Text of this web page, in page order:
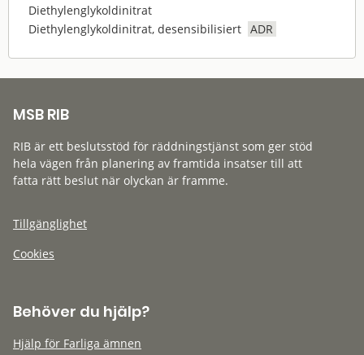
Diethylenglykoldinitrat
Diethylenglykoldinitrat, desensibilisiert ADR
MSB RIB
RIB är ett beslutsstöd för räddningstjänst som ger stöd
hela vägen från planering av framtida insatser till att
fatta rätt beslut när olyckan är framme.
Tillgänglighet
Cookies
Behöver du hjälp?
Hjälp för Farliga ämnen